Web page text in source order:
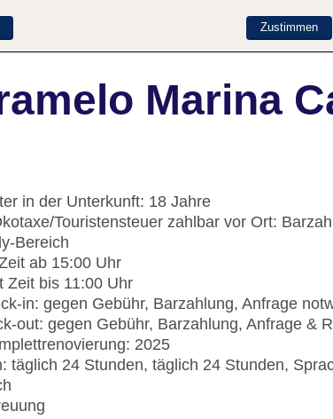
Marina
in der Unterkunft: 18 Jahre
Touristensteuer zahlbar vor Ort:
Bereich
ab 15:00 Uhr
Zeit bis 11:00 Uhr
in: gegen Gebühr, Barzahlung, Anfrage
out: gegen Gebühr, Barzahlung, Anfrage &
2025
täglich 24 Stunden, täglich 24 Stunden,
Zustimmen